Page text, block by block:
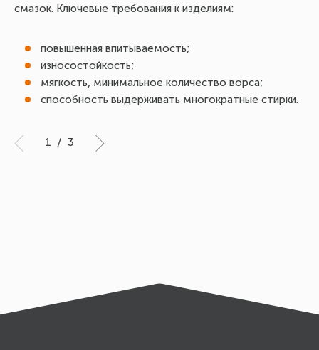
смазок. Ключевые требования к изделиям:
повышенная впитываемость;
износостойкость;
мягкость, минимальное количество ворса;
способность выдерживать многократные стирки.
1 / 3